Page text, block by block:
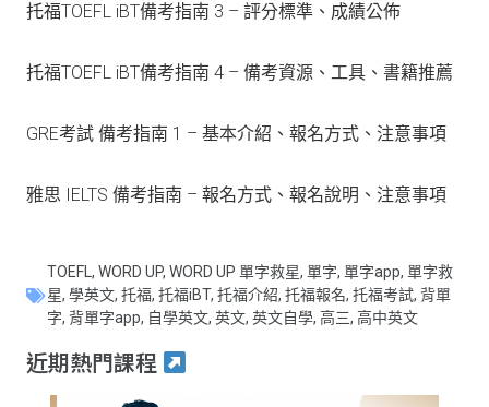
托福TOEFL iBT備考指南 3 – 評分標準、成績公佈
托福TOEFL iBT備考指南 4 – 備考資源、工具、書籍推薦
GRE考試 備考指南 1 – 基本介紹、報名方式、注意事項
雅思 IELTS 備考指南 – 報名方式、報名說明、注意事項
TOEFL, WORD UP, WORD UP 單字救星, 單字, 單字app, 單字救
星, 學英文, 托福, 托福iBT, 托福介紹, 托福報名, 托福考試, 背單
字, 背單字app, 自學英文, 英文, 英文自學, 高三, 高中英文
近期熱門課程